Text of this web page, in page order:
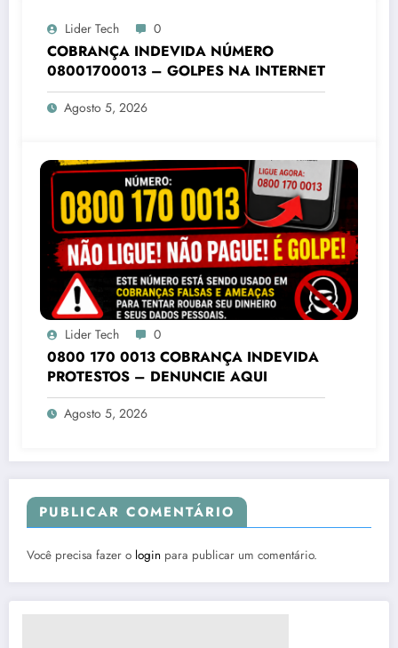
Lider Tech 0
COBRANÇA INDEVIDA NÚMERO
08001700013 – GOLPES NA INTERNET
Agosto 5, 2026
Lider Tech 0
0800 170 0013 COBRANÇA INDEVIDA
PROTESTOS – DENUNCIE AQUI
Agosto 5, 2026
PUBLICAR COMENTÁRIO
Você precisa fazer o login para publicar um comentário.